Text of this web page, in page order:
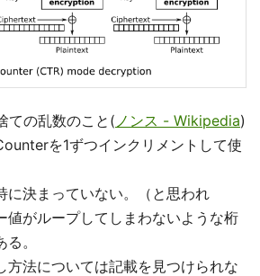
ての乱数のこと( ノンス - Wikipedia)
を1ずつインクリメントして使
に決まっていない。（と思われ
値がループしてしまわないような桁
。
方法については記載を見つけられな